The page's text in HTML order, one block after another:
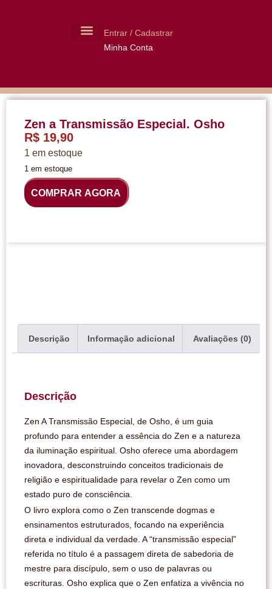
Entrar / Cadastrar
Minha Conta
Descrição Informação adicional Avaliações (0)
Descrição
Zen A Transmissão Especial, de Osho, é um guia
profundo para entender a essência do Zen e a natureza
da iluminação espiritual. Osho oferece uma abordagem
inovadora, desconstruindo conceitos tradicionais de
religião e espiritualidade para revelar o Zen como um
estado puro de consciência.
O livro explora como o Zen transcende dogmas e
ensinamentos estruturados, focando na experiência
direta e individual da verdade. A “transmissão especial”
referida no título é a passagem direta de sabedoria de
mestre para discípulo, sem o uso de palavras ou
escrituras. Osho explica que o Zen enfatiza a vivência no
Zen a Transmissão Especial. Osho
R$ 19,90
1 em estoque
1 em estoque
COMPRAR AGORA